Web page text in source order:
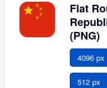
Flat
(PNG)
4096 px
512 px